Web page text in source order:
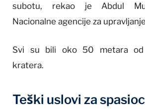
subotu, rekao je Abdul
Nacionalne agencije za
Svi su bili oko 50 metara od
kratera.
Teški uslovi za